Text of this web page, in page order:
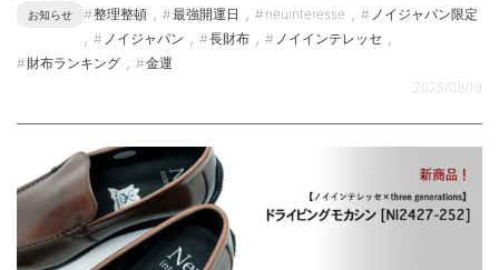
お知らせ 整理整頓 , 最強開運日 , neuinteresse , ノイジャパン限定
, ノイジャパン , 長財布 , ノイインテレッセ ,
財布ランキング ,
金運
2025/09/19